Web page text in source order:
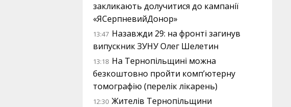
закликають долучитися до кампанії
«ЯСерпневийДонор»
13:47 Назавжди 29: на фронті загинув
випускник ЗУНУ Олег Шелетин
13:18 На Тернопільщині можна
безкоштовно пройти комп’ютерну
томографію (перелік лікарень)
12:30 Жителів Тернопільщини